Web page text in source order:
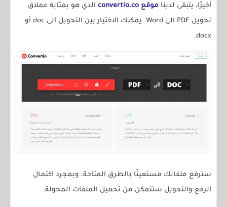
أخيرًا، يتبقى لدينا موقع convertio.co
الذي هو بمثابة عملاق
تحويل PDF الى Word. يمكنك الاختيار بين التحويل الى doc أو
docx.
سترفع ملفاتك مستعينًا بالطرق المتاحة، وبمجرد اكتمال
الرفع والتحويل ستتمكن من تحميل الملفات المحولة.